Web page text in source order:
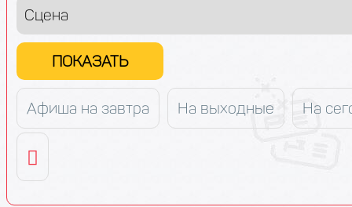
ПОКАЗАТЬ
Афиша на завтра На выходные На